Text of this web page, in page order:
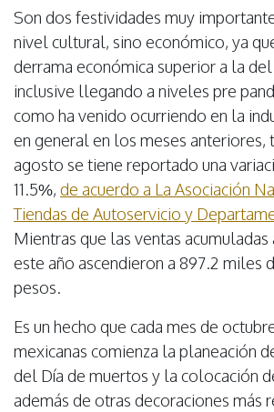
Son dos festividades muy
nivel cultural, sino económico, ya
derrama económica superior a la
inclusive llegando a niveles pre
como ha venido ocurriendo en la
en general en los meses anteriores,
agosto se tiene reportado una
11.5%, de acuerdo a La Asociación
Tiendas de Autoservicio y
Mientras que las ventas
este año ascendieron a 897.2 miles
pesos.
Es un hecho que cada mes de
mexicanas comienza la planeación
del Día de muertos y la colocación
además de otras decoraciones más